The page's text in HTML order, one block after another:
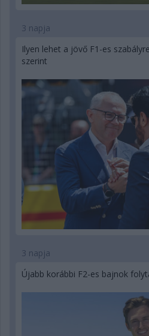
3 napja
Ilyen lehet a jövő F1-es
szerint
3 napja
Újabb korábbi F2-es bajnok